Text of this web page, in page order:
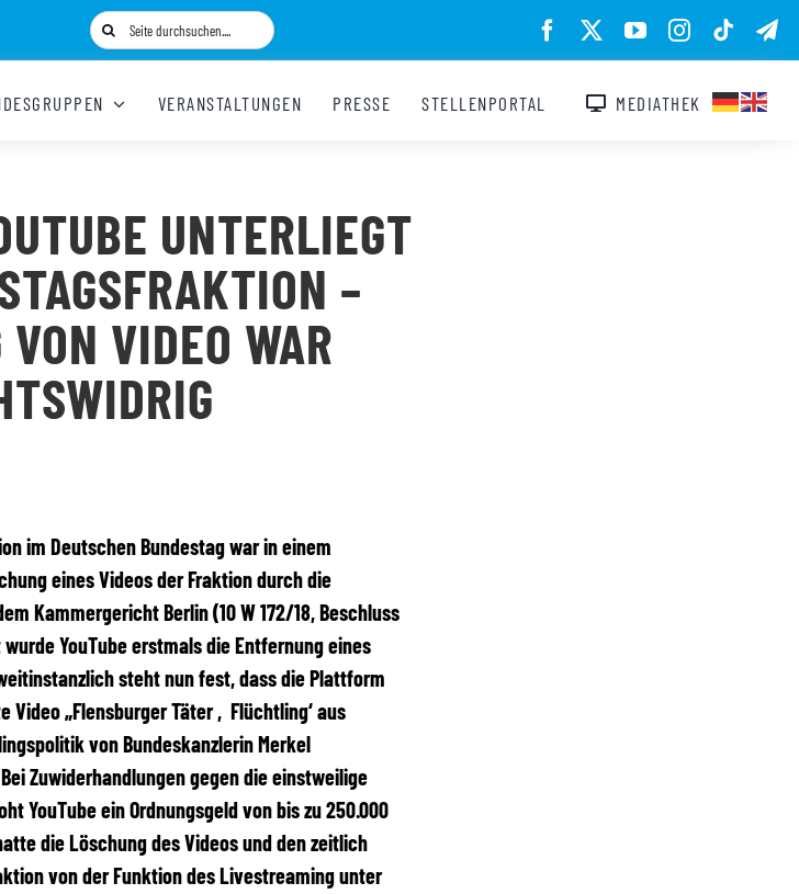
Suche
nach:
VERANSTALTUNGEN PRESSE STELLENPORTAL MEDIATHEK
UNTERLIEGT
–
VON VIDEO WAR
im Deutschen Bundestag war in einem
eines Videos der Fraktion durch die
Kammergericht Berlin (10 W 172/18, Beschluss
YouTube erstmals die Entfernung eines
steht nun fest, dass die Plattform
„Flensburger Täter ‚Flüchtling‘ aus
von Bundeskanzlerin Merkel
Zuwiderhandlungen gegen die einstweilige
YouTube ein Ordnungsgeld von bis zu 250.000
die Löschung des Videos und den zeitlich
von der Funktion des Livestreaming unter